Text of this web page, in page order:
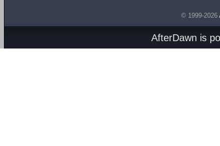
© 1999-2026
AfterDawn is